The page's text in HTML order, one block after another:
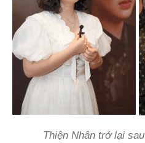
Thiện Nhân trở lại